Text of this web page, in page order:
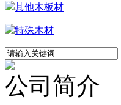
其他木板材
特殊木材
公司简介